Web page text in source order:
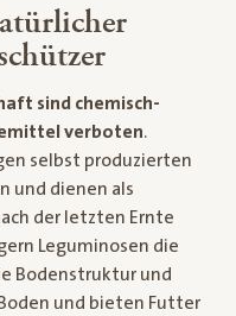
sind chemisch-
verboten.
selbst produzierten
und dienen als
der letzten Ernte
Leguminosen die
Bodenstruktur und
und bieten Futter